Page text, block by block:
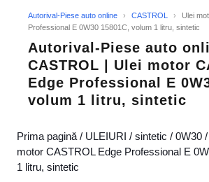
Autorival-Piese auto online › CASTROL ›
Ulei
Professional E 0W30 15801C, volum 1 litru, sintetic
Autorival-Piese auto
CASTROL | Ulei motor
Edge Professional E
volum 1 litru, sintetic
Prima pagină / ULEIURI / sintetic / 0W30 /
motor CASTROL Edge Professional E
1 litru, sintetic